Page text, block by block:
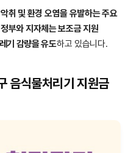
취 및 환경 오염을 유발하는 주요
정부와 지자체는 보조금 지원
기 감량을 유도하고 있습니다.
음식물처리기 지원금